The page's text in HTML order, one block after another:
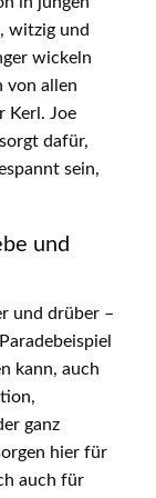
witzig und
wickeln
von allen
Kerl. Joe
dafür,
sein,
und
und drüber –
kann, auch
ganz
hier für
auch für